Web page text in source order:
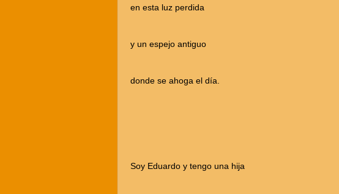
en esta luz perdida
y un espejo antiguo
donde se ahoga el día.
Soy Eduardo y tengo una hija